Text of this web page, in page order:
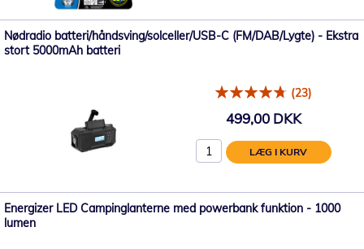
Nødradio batteri/håndsving/solceller/USB-C (FM/DAB/Lygte) - Ekstra
stort 5000mAh batteri
(23)
499,00 DKK
LÆG I KURV
Energizer LED Campinglanterne med powerbank funktion - 1000
lumen